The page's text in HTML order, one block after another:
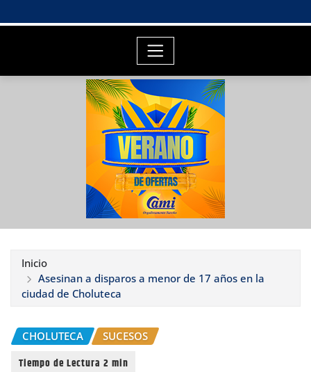
Inicio
Asesinan a disparos a menor de 17 años en la
ciudad de Choluteca
CHOLUTECA SUCESOS